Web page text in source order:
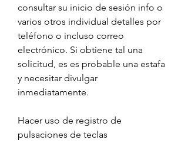
consultar su inicio de sesión info o
varios otros individual detalles por
teléfono o incluso correo
electrónico. Si obtiene tal una
solicitud, es es probable una estafa
y necesitar divulgar
inmediatamente.
Hacer uso de registro de
pulsaciones de teclas